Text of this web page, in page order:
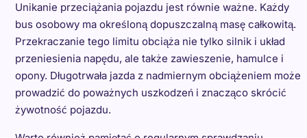
Unikanie przeciążania pojazdu jest równie ważne. Każdy
bus osobowy ma określoną dopuszczalną masę całkowitą.
Przekraczanie tego limitu obciąża nie tylko silnik i układ
przeniesienia napędu, ale także zawieszenie, hamulce i
opony. Długotrwała jazda z nadmiernym obciążeniem może
prowadzić do poważnych uszkodzeń i znacząco skrócić
żywotność pojazdu.